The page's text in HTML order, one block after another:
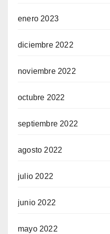
enero 2023
diciembre 2022
noviembre 2022
octubre 2022
septiembre 2022
agosto 2022
julio 2022
junio 2022
mayo 2022